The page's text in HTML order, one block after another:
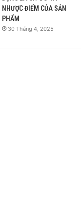
NHƯỢC ĐIỂM CỦA SẢN
PHẨM
30 Tháng 4, 2025